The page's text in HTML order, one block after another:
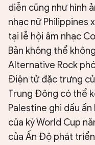
diễn cũng như hình
nhạc nữ Philippines
tại lễ hội âm nhạc
Bản không thể
Alternative Rock
Điện tử đặc trưng
Trung Đông có thể
Palestine ghi dấu
của kỳ World Cup
của Ấn Độ phát